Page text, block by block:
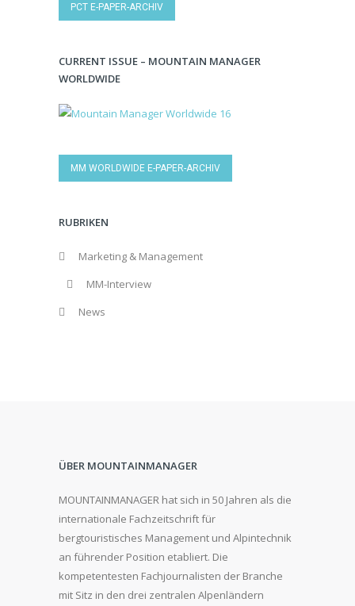
PCT E-PAPER-ARCHIV
CURRENT ISSUE – MOUNTAIN MANAGER
WORLDWIDE
MM WORLDWIDE E-PAPER-ARCHIV
RUBRIKEN
Marketing & Management
MM-Interview
News
ÜBER MOUNTAINMANAGER
MOUNTAINMANAGER hat sich in 50 Jahren als die
internationale Fachzeitschrift für
bergtouristisches Management und Alpintechnik
an führender Position etabliert. Die
kompetentesten Fachjournalisten der Branche
mit Sitz in den drei zentralen Alpenländern